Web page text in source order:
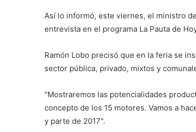
Así lo informó, este viernes, el ministro
entrevista en el programa La Pauta de
Ramón Lobo precisó que en la feria se
sector pública, privado, mixtos y
"Mostraremos las potencialidades
concepto de los 15 motores. Vamos a
y parte de 2017".